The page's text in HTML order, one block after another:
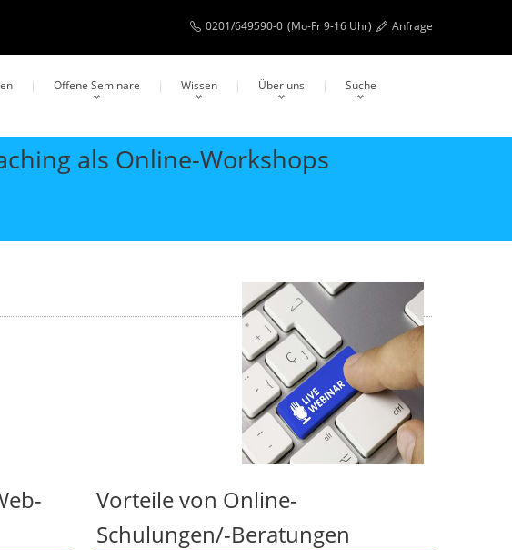
0201/649590-0 (Mo-Fr 9-16 Uhr) Anfrage
Offene Seminare Wissen Über uns Suche
als Online-Workshops
Vorteile von Online-
Schulungen/-Beratungen